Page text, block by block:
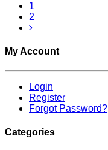
1
2
My Account
Login
Register
Forgot Password?
Categories